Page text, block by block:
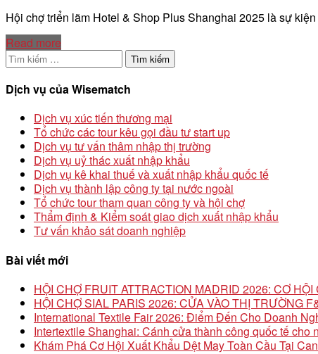
Hội chợ triển lãm Hotel & Shop Plus Shanghai 2025 là sự
Read more
Tìm
kiếm
cho:
Dịch vụ của Wisematch
Dịch vụ xúc tiến thương mại
Tổ chức các tour kêu gọi đầu tư start up
Dịch vụ tư vấn thâm nhập thị trường
Dịch vụ uỷ thác xuất nhập khẩu
Dịch vụ kê khai thuế và xuất nhập khẩu quốc tế
Dịch vụ thành lập công ty tại nước ngoài
Tổ chức tour tham quan công ty và hội chợ
Thẩm định & Kiểm soát giao dịch xuất nhập khẩu
Tư vấn khảo sát doanh nghiệp
Bài viết mới
HỘI CHỢ FRUIT ATTRACTION MADRID 2026: CƠ
HỘI CHỢ SIAL PARIS 2026: CỬA VÀO THỊ TRƯỜNG
International Textile Fair 2026: Điểm Đến Cho Doanh
Intertextile Shanghai: Cánh cửa thành công quốc tế cho
Khám Phá Cơ Hội Xuất Khẩu Dệt May Toàn Cầu Tại